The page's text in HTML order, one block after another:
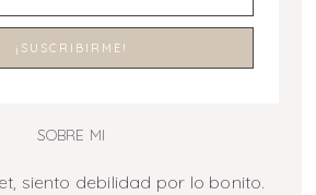
SOBRE MI
siento debilidad por lo bonito.